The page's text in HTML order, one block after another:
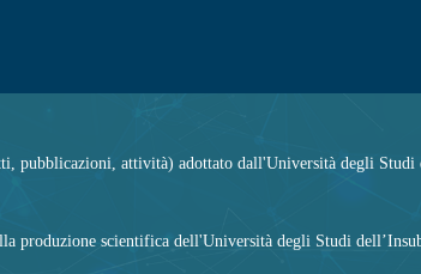
pubblicazioni, attività) adottato dall'Università degli Studi
produzione scientifica dell'Università degli Studi